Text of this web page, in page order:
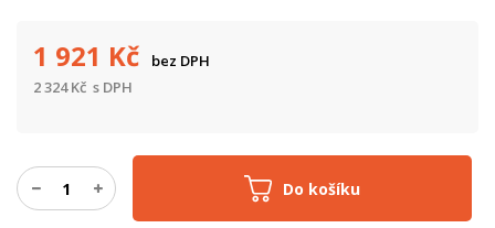
Do košíku
1 921 Kč
bez DPH
2 324Kč s DPH